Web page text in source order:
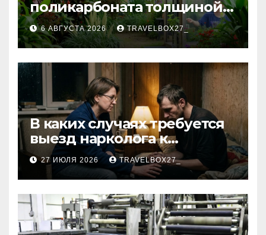
поликарбоната толщиной 4
и 6 мм
6 АВГУСТА 2026 TRAVELBOX27_
В каких случаях требуется
выезд нарколога к
пациенту
27 ИЮЛЯ 2026 TRAVELBOX27_